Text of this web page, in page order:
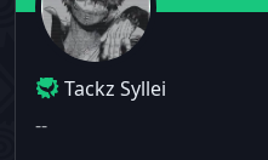
Tackz Syllei
--